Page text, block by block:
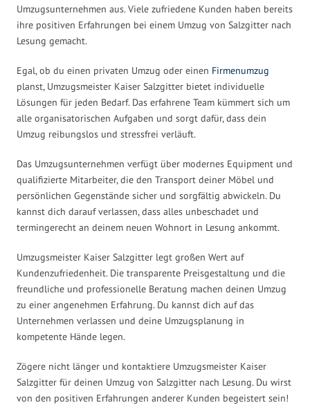
Umzugsunternehmen aus. Viele zufriedene Kunden haben bereits
ihre positiven Erfahrungen bei einem Umzug von Salzgitter nach
Lesung gemacht.
Egal, ob du einen privaten Umzug oder einen Firmenumzug
planst, Umzugsmeister Kaiser Salzgitter bietet individuelle
Lösungen für jeden Bedarf. Das erfahrene Team kümmert sich um
alle organisatorischen Aufgaben und sorgt dafür, dass dein
Umzug reibungslos und stressfrei verläuft.
Das Umzugsunternehmen verfügt über modernes Equipment und
qualifizierte Mitarbeiter, die den Transport deiner Möbel und
persönlichen Gegenstände sicher und sorgfältig abwickeln. Du
kannst dich darauf verlassen, dass alles unbeschadet und
termingerecht an deinem neuen Wohnort in Lesung ankommt.
Umzugsmeister Kaiser Salzgitter legt großen Wert auf
Kundenzufriedenheit. Die transparente Preisgestaltung und die
freundliche und professionelle Beratung machen deinen Umzug
zu einer angenehmen Erfahrung. Du kannst dich auf das
Unternehmen verlassen und deine Umzugsplanung in
kompetente Hände legen.
Zögere nicht länger und kontaktiere Umzugsmeister Kaiser
Salzgitter für deinen Umzug von Salzgitter nach Lesung. Du wirst
von den positiven Erfahrungen anderer Kunden begeistert sein!